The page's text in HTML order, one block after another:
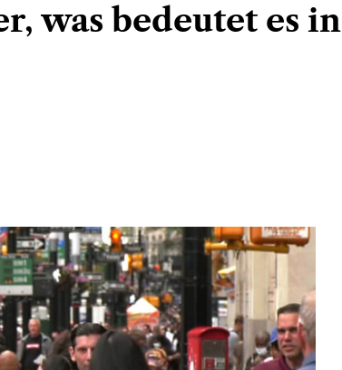
was bedeutet es in